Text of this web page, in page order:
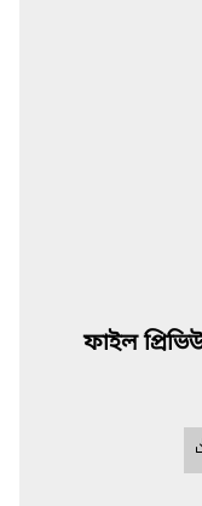
ফাইল